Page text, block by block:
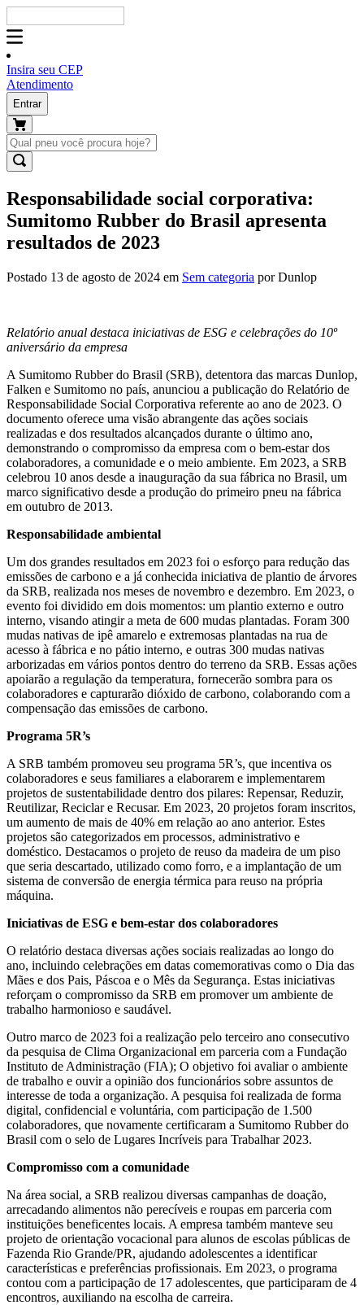
Insira seu CEP
Atendimento
Entrar
Responsabilidade social corporativa:
Sumitomo Rubber do Brasil apresenta
resultados de 2023
Postado 13 de agosto de 2024 em Sem categoria por Dunlop
Relatório anual destaca iniciativas de ESG e celebrações do 10º
aniversário da empresa
A Sumitomo Rubber do Brasil (SRB), detentora das marcas Dunlop,
Falken e Sumitomo no país, anunciou a publicação do Relatório de
Responsabilidade Social Corporativa referente ao ano de 2023. O
documento oferece uma visão abrangente das ações sociais
realizadas e dos resultados alcançados durante o último ano,
demonstrando o compromisso da empresa com o bem-estar dos
colaboradores, a comunidade e o meio ambiente. Em 2023, a SRB
celebrou 10 anos desde a inauguração da sua fábrica no Brasil, um
marco significativo desde a produção do primeiro pneu na fábrica
em outubro de 2013.
Responsabilidade ambiental
Um dos grandes resultados em 2023 foi o esforço para redução das
emissões de carbono e a já conhecida iniciativa de plantio de árvores
da SRB, realizada nos meses de novembro e dezembro. Em 2023, o
evento foi dividido em dois momentos: um plantio externo e outro
interno, visando atingir a meta de 600 mudas plantadas. Foram 300
mudas nativas de ipê amarelo e extremosas plantadas na rua de
acesso à fábrica e no pátio interno, e outras 300 mudas nativas
arborizadas em vários pontos dentro do terreno da SRB. Essas ações
apoiarão a regulação da temperatura, fornecerão sombra para os
colaboradores e capturarão dióxido de carbono, colaborando com a
compensação das emissões de carbono.
Programa 5R’s
A SRB também promoveu seu programa 5R’s, que incentiva os
colaboradores e seus familiares a elaborarem e implementarem
projetos de sustentabilidade dentro dos pilares: Repensar, Reduzir,
Reutilizar, Reciclar e Recusar. Em 2023, 20 projetos foram inscritos,
um aumento de mais de 40% em relação ao ano anterior. Estes
projetos são categorizados em processos, administrativo e
doméstico. Destacamos o projeto de reuso da madeira de um piso
que seria descartado, utilizado como forro, e a implantação de um
sistema de conversão de energia térmica para reuso na própria
máquina.
Iniciativas de ESG e bem-estar dos colaboradores
O relatório destaca diversas ações sociais realizadas ao longo do
ano, incluindo celebrações em datas comemorativas como o Dia das
Mães e dos Pais, Páscoa e o Mês da Segurança. Estas iniciativas
reforçam o compromisso da SRB em promover um ambiente de
trabalho harmonioso e saudável.
Outro marco de 2023 foi a realização pelo terceiro ano consecutivo
da pesquisa de Clima Organizacional em parceria com a Fundação
Instituto de Administração (FIA); O objetivo foi avaliar o ambiente
de trabalho e ouvir a opinião dos funcionários sobre assuntos de
interesse de toda a organização. A pesquisa foi realizada de forma
digital, confidencial e voluntária, com participação de 1.500
colaboradores, que novamente certificaram a Sumitomo Rubber do
Brasil com o selo de Lugares Incríveis para Trabalhar 2023.
Compromisso com a comunidade
Na área social, a SRB realizou diversas campanhas de doação,
arrecadando alimentos não perecíveis e roupas em parceria com
instituições beneficentes locais. A empresa também manteve seu
projeto de orientação vocacional para alunos de escolas públicas de
Fazenda Rio Grande/PR, ajudando adolescentes a identificar
características e preferências profissionais. Em 2023, o programa
contou com a participação de 17 adolescentes, que participaram de 4
encontros, auxiliando na escolha de carreira.